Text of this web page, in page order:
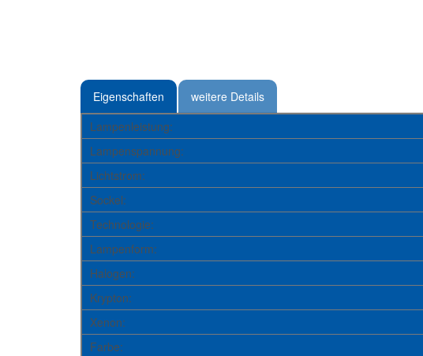
Eigenschaften
weitere Details
Lampenleistung:
Lampenspannung:
Lichtstrom:
Sockel:
Technologie:
Lampenform:
Halogen:
Krypton:
Xenon:
Farbe: